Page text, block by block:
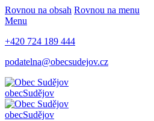
Rovnou na obsah Rovnou na menu
Menu
+420 724 189 444
podatelna@obecsudejov.cz
obecSudějov
obecSudějov